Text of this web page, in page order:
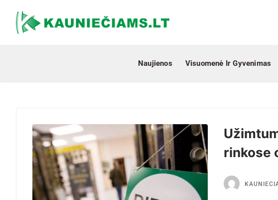
Naujienos Visuomenė Ir Gyvenimas
rinkose